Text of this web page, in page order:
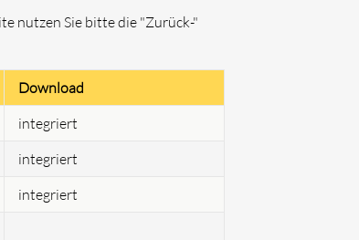
nutzen Sie bitte die "Zurück-"
Download
integriert
integriert
integriert